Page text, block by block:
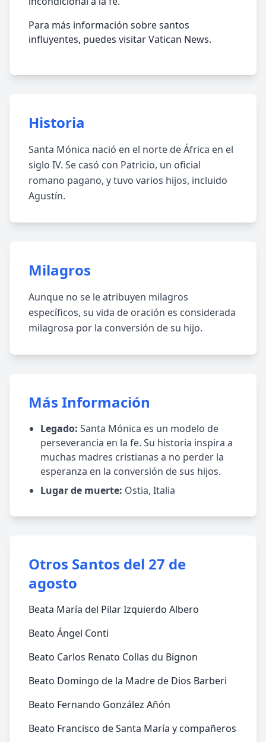
Para más información sobre santos
influyentes, puedes visitar Vatican News.
Historia
Santa Mónica nació en el norte de África en el
siglo IV. Se casó con Patricio, un oficial
romano pagano, y tuvo varios hijos, incluido
Agustín.
Milagros
Aunque no se le atribuyen milagros
específicos, su vida de oración es considerada
milagrosa por la conversión de su hijo.
Más Información
Legado: Santa Mónica es un modelo de
perseverancia en la fe. Su historia inspira a
muchas madres cristianas a no perder la
esperanza en la conversión de sus hijos.
Lugar de muerte: Ostia, Italia
Otros Santos del 27 de
agosto
Beata María del Pilar Izquierdo Albero
Beato Ángel Conti
Beato Carlos Renato Collas du Bignon
Beato Domingo de la Madre de Dios Barberi
Beato Fernando González Añón
Beato Francisco de Santa María y compañeros